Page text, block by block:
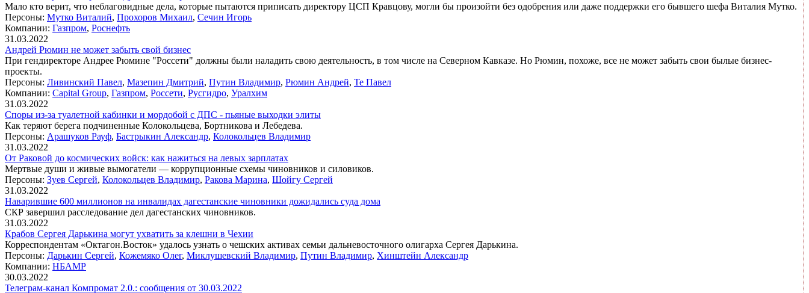
Мало кто верит, что неблаговидные дела, которые пытаются приписать директору ЦСП Кравцову, могли бы произойти без одобрения или даже поддержки его бывшего шефа Виталия Мутко.
Персоны: Мутко Виталий, Прохоров Михаил, Сечин Игорь
Компании: Газпром, Роснефть
31.03.2022
Андрей Рюмин не может забыть свой бизнес
При гендиректоре Андрее Рюмине "Россети" должны были наладить свою деятельность, в том числе на Северном Кавказе. Но Рюмин, похоже, все не может забыть свои былые бизнес-
проекты.
Персоны: Ливинский Павел, Мазепин Дмитрий, Путин Владимир, Рюмин Андрей, Те Павел
Компании: Capital Group, Газпром, Россети, Русгидро, Уралхим
31.03.2022
Споры из-за туалетной кабинки и мордобой с ДПС - пьяные выходки элиты
Как теряют берега подчиненные Колокольцева, Бортникова и Лебедева.
Персоны: Арашуков Рауф, Бастрыкин Александр, Колокольцев Владимир
31.03.2022
От Раковой до космических войск: как нажиться на левых зарплатах
Мертвые души и живые вымогатели — коррупционные схемы чиновников и силовиков.
Персоны: Зуев Сергей, Колокольцев Владимир, Ракова Марина, Шойгу Сергей
31.03.2022
Наварившие 600 миллионов на инвалидах дагестанские чиновники дожидались суда дома
СКР завершил расследование дел дагестанских чиновников.
31.03.2022
Крабов Сергея Дарькина могут ухватить за клешни в Чехии
Корреспондентам «Октагон.Восток» удалось узнать о чешских активах семьи дальневосточного олигарха Сергея Дарькина.
Персоны: Дарькин Сергей, Кожемяко Олег, Миклушевский Владимир, Путин Владимир, Хинштейн Александр
Компании: НБАМР
30.03.2022
Телеграм-канал Компромат 2.0.: сообщения от 30.03.2022